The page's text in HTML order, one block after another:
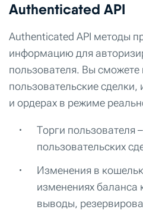
Authenticated API
Authenticated API методы
информацию для
пользователя. Вы сможете
пользовательские
и ордерах в режиме
Торги пользователя
пользовательских
Изменения в
изменениях баланса
выводы,